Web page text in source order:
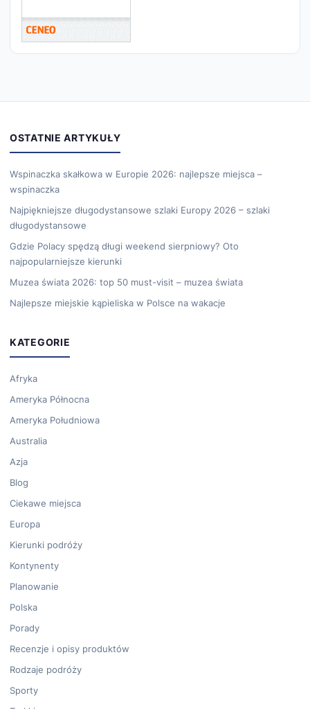
OSTATNIE ARTYKUŁY
Wspinaczka skałkowa w Europie 2026: najlepsze miejsca –
wspinaczka
Najpiękniejsze długodystansowe szlaki Europy 2026 – szlaki
długodystansowe
Gdzie Polacy spędzą długi weekend sierpniowy? Oto
najpopularniejsze kierunki
Muzea świata 2026: top 50 must-visit – muzea świata
Najlepsze miejskie kąpieliska w Polsce na wakacje
KATEGORIE
Afryka
Ameryka Północna
Ameryka Południowa
Australia
Azja
Blog
Ciekawe miejsca
Europa
Kierunki podróży
Kontynenty
Planowanie
Polska
Porady
Recenzje i opisy produktów
Rodzaje podróży
Sporty